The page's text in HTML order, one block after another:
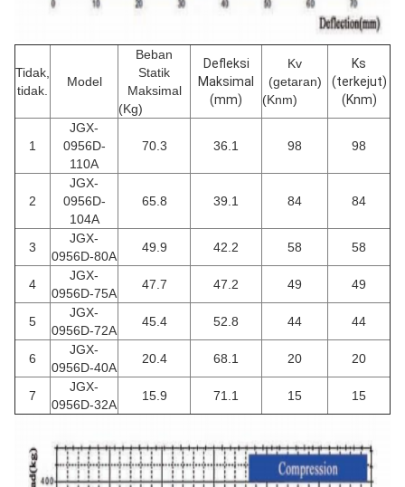
Tidak,
tidak.
Model
Beban
Statik
Maksimal
(Kg)
Defleksi
Maksimal
(mm)
Kv
(getaran)
(Knm)
Ks
(terkejut)
(Knm)
1
JGX-
0956D-
110A
70.3 36.1 98 98
2
JGX-
0956D-
104A
65.8 39.1 84 84
3
JGX-
0956D-80A
49.9 42.2 58 58
4
JGX-
0956D-75A
47.7 47.2 49 49
5
JGX-
0956D-72A
45.4 52.8 44 44
6
JGX-
0956D-40A
20.4 68.1 20 20
7
JGX-
0956D-32A
15.9 71.1 15 15